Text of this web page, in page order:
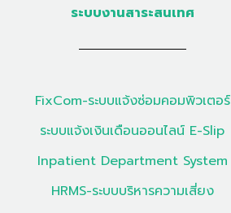
ระบบงานสาระสนเทศ
FixCom-ระบบแจ้งซ่อมคอมพิวเตอร์
ระบบแจ้งเงินเดือนออนไลน์ E-Slip
Inpatient Department System
HRMS-ระบบบริหารความเสี่ยง